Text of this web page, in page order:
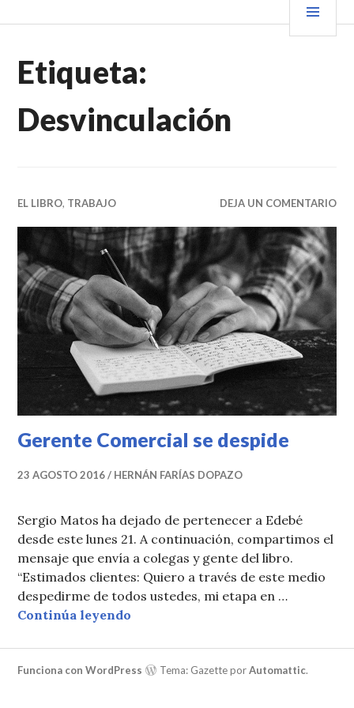
al VENDER+LIBROS NOTICIAS
Etiqueta:
Desvinculación
EL LIBRO, TRABAJO DEJA UN COMENTARIO
Gerente Comercial se despide
23 AGOSTO 2016 HERNÁN FARÍAS DOPAZO
Sergio Matos ha dejado de pertenecer a Edebé
desde este lunes 21. A continuación, compartimos el
mensaje que envía a colegas y gente del libro.
“Estimados clientes: Quiero a través de este medio
despedirme de todos ustedes, mi etapa en …
Continúa leyendo
Funciona con WordPress Tema: Gazette porAutomattic.